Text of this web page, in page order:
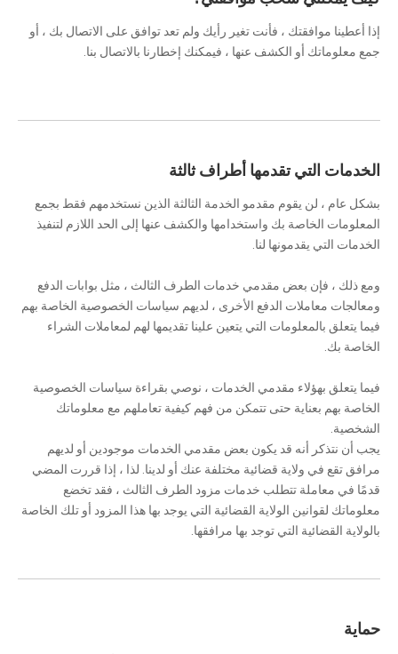
إذا أعطينا موافقتك ، فأنت تغير رأيك ولم تعد توافق على الاتصال بك ، أو
جمع معلوماتك أو الكشف عنها ، فيمكنك إخطارنا بالاتصال بنا.
الخدمات التي تقدمها أطراف ثالثة
بشكل عام ، لن يقوم مقدمو الخدمة الثالثة الذين نستخدمهم فقط بجمع
المعلومات الخاصة بك واستخدامها والكشف عنها إلى الحد اللازم لتنفيذ
الخدمات التي يقدمونها لنا.
ومع ذلك ، فإن بعض مقدمي خدمات الطرف الثالث ، مثل بوابات الدفع
ومعالجات معاملات الدفع الأخرى ، لديهم سياسات الخصوصية الخاصة بهم
فيما يتعلق بالمعلومات التي يتعين علينا تقديمها لهم لمعاملات الشراء
الخاصة بك.
فيما يتعلق بهؤلاء مقدمي الخدمات ، نوصي بقراءة سياسات الخصوصية
الخاصة بهم بعناية حتى تتمكن من فهم كيفية تعاملهم مع معلوماتك
الشخصية.
يجب أن نتذكر أنه قد يكون بعض مقدمي الخدمات موجودين أو لديهم
مرافق تقع في ولاية قضائية مختلفة عنك أو لدينا. لذا ، إذا قررت المضي
قدمًا في معاملة تتطلب خدمات مزود الطرف الثالث ، فقد تخضع
معلوماتك لقوانين الولاية القضائية التي يوجد بها هذا المزود أو تلك الخاصة
بالولاية القضائية التي توجد بها مرافقها.
حماية